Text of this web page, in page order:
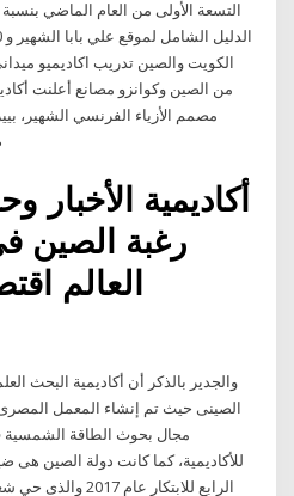
الكويت والصين تدريب اكاديميو
من الصين وكوانزو مصانع أعلنت
أكاديمية الأخبار
رغبة الصين
العالم
والجدير بالذكر أن أكاديمية البحث
مجال بحوث الطاقة الشمسية
للأكاديمية، كما كانت دولة الصين
الرابع للابتكار